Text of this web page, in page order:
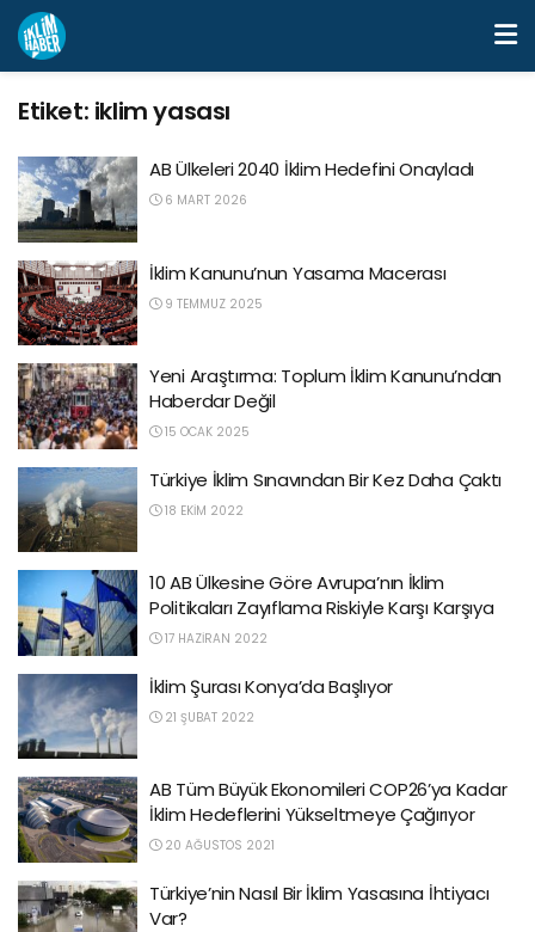
Etiket: iklim yasası
AB Ülkeleri 2040 İklim Hedefini Onayladı
6 MART 2026
İklim Kanunu’nun Yasama Macerası
9 TEMMUZ 2025
Yeni Araştırma: Toplum İklim Kanunu’ndan
Haberdar Değil
15 OCAK 2025
Türkiye İklim Sınavından Bir Kez Daha Çaktı
18 EKIM 2022
10 AB Ülkesine Göre Avrupa’nın İklim
Politikaları Zayıflama Riskiyle Karşı Karşıya
17 HAZIRAN 2022
İklim Şurası Konya’da Başlıyor
21 ŞUBAT 2022
AB Tüm Büyük Ekonomileri COP26’ya Kadar
İklim Hedeflerini Yükseltmeye Çağırıyor
20 AĞUSTOS 2021
Türkiye’nin Nasıl Bir İklim Yasasına İhtiyacı
Var?